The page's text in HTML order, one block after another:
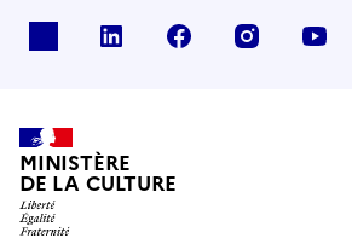
linkedin facebook instagram
MINISTÈRE
DE LA CULTURE